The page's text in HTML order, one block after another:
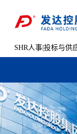
SHR人事 投标与供